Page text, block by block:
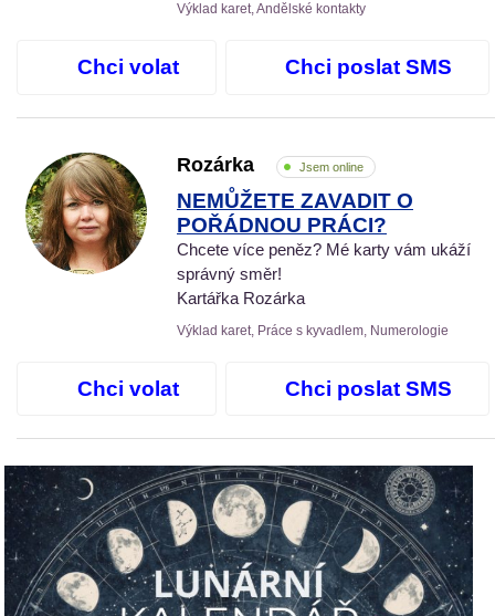
Výklad karet, Andělské kontakty
Chci volat Chci poslat SMS
Rozárka Jsem online
NEMŮŽETE ZAVADIT O
POŘÁDNOU PRÁCI?
Chcete více peněz? Mé karty vám ukáží
správný směr!
Kartářka Rozárka
Výklad karet, Práce s kyvadlem, Numerologie
Chci volat Chci poslat SMS